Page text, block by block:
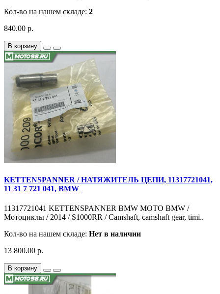
Кол-во на нашем складе: 2
840.00 р.
В корзину
KETTENSPANNER / НАТЯЖИТЕЛЬ ЦЕПИ, 11317721041,
11 31 7 721 041, BMW
11317721041 KETTENSPANNER BMW MOTO BMW /
Мотоциклы / 2014 / S1000RR / Camshaft, camshaft gear, timi..
Кол-во на нашем складе: Нет в наличии
13 800.00 р.
В корзину